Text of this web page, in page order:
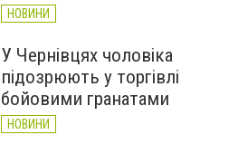
НОВИНИ
У Чернівцях чоловіка
підозрюють у торгівлі
бойовими гранатами
НОВИНИ